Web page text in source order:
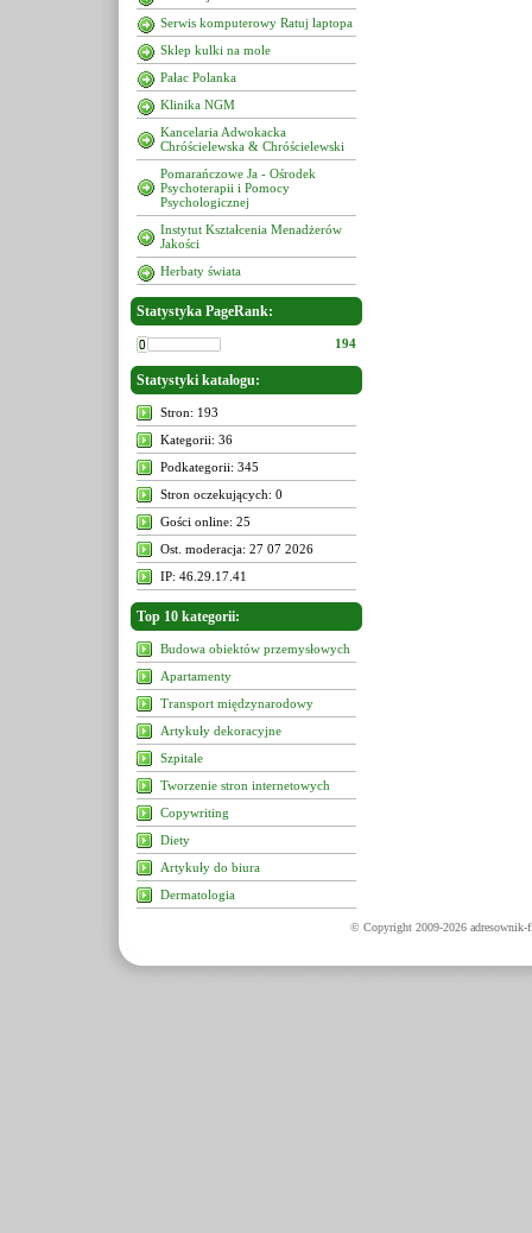
Serwis komputerowy Ratuj laptopa
Sklep kulki na mole
Pałac Polanka
Klinika NGM
Kancelaria Adwokacka
Chróścielewska & Chróścielewski
Pomarańczowe Ja - Ośrodek
Psychoterapii i Pomocy
Psychologicznej
Instytut Kształcenia Menadżerów
Jakości
Herbaty świata
Statystyka PageRank:
194
Statystyki katalogu:
Stron: 193
Kategorii: 36
Podkategorii: 345
Stron oczekujących: 0
Gości online: 25
Ost. moderacja: 27 07 2026
IP: 46.29.17.41
Top 10 kategorii:
Budowa obiektów przemysłowych
Apartamenty
Transport międzynarodowy
Artykuły dekoracyjne
Szpitale
Tworzenie stron internetowych
Copywriting
Diety
Artykuły do biura
Dermatologia
© Copyright 2009-2026